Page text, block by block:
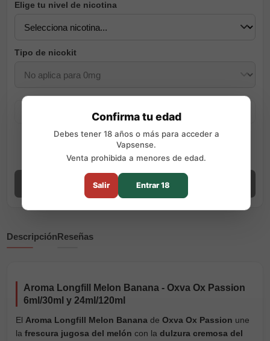
Elige tu nivel de nicotina
Tipo de nicokit
Precio total combo: -
Incluye el aroma, la base y, si eliges nicotina, los nicokits necesarios
según tu elección.
Ver guía de preparación
Añadir combo
DescripciónReseñas
Aroma Longfill Melon Banana - Oxva Ox Passion
6ml/30ml y 24ml/120ml
ElAroma Longfill Melon Banana deOxva Ox Passion une
lafrescura jugosa del melón con ladulzura cremosa del
Confirma tu edad
Debes tener 18 años o más para acceder a
Vapsense.
Venta prohibida a menores de edad.
Salir Entrar 18